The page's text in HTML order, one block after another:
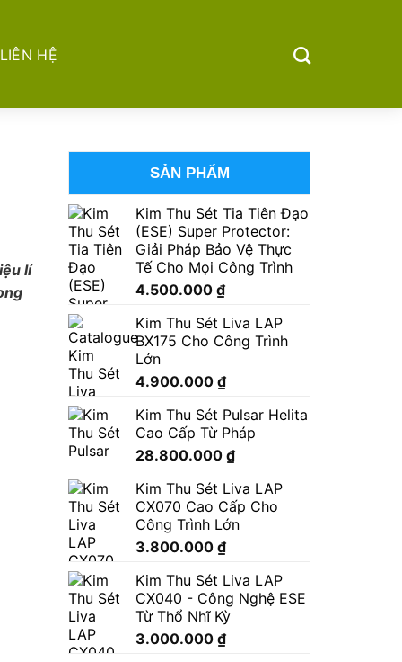
LIÊN HỆ
lí
SẢN PHẨM
Kim Thu Sét Tia Tiên Đạo
(ESE) Super Protector:
Giải Pháp Bảo Vệ Thực
Tế Cho Mọi Công Trình
4.500.000 ₫
Kim Thu Sét Liva LAP
BX175 Cho Công Trình
Lớn
4.900.000 ₫
Kim Thu Sét Pulsar Helita
Cao Cấp Từ Pháp
28.800.000 ₫
Kim Thu Sét Liva LAP
CX070 Cao Cấp Cho
Công Trình Lớn
3.800.000 ₫
Kim Thu Sét Liva LAP
CX040 - Công Nghệ ESE
Từ Thổ Nhĩ Kỳ
3.000.000 ₫